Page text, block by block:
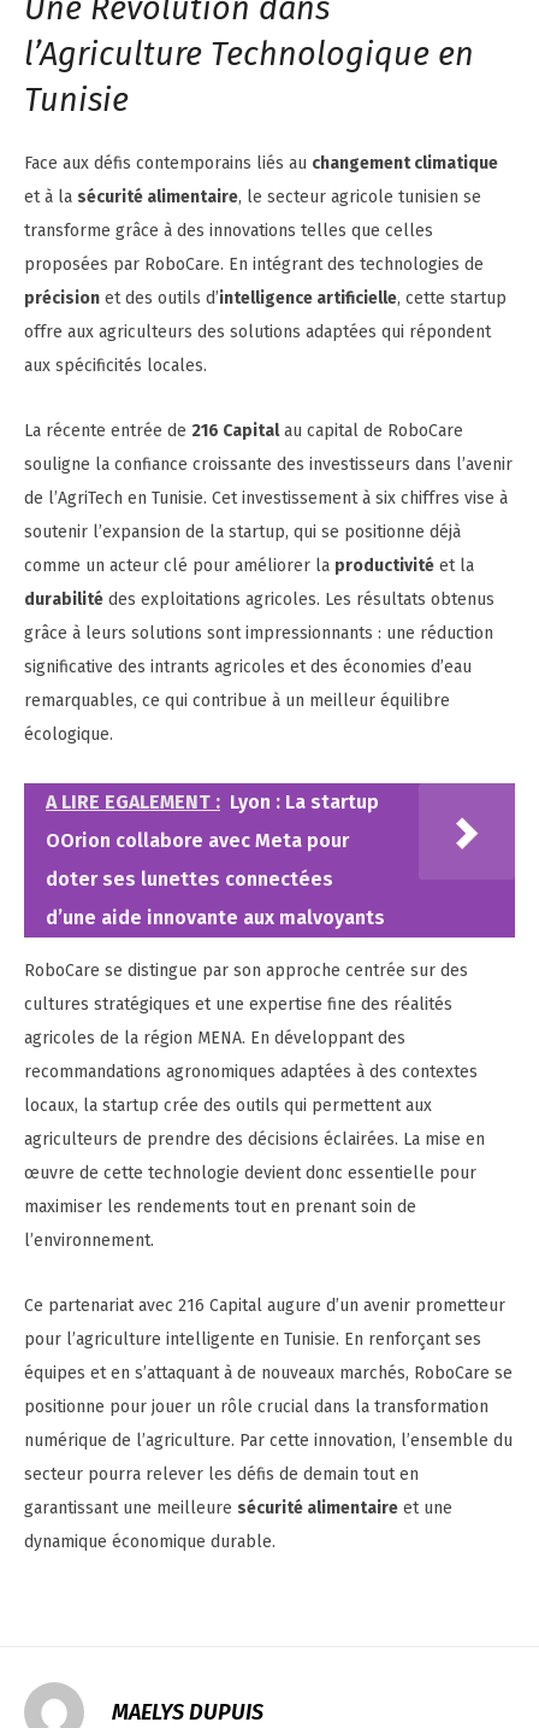
Une Révolution dans
l’Agriculture Technologique en
Tunisie
Face aux défis contemporains liés au changement climatique
et à la sécurité alimentaire, le secteur agricole tunisien se
transforme grâce à des innovations telles que celles
proposées par RoboCare. En intégrant des technologies de
précision et des outils d’intelligence artificielle, cette startup
offre aux agriculteurs des solutions adaptées qui répondent
aux spécificités locales.
La récente entrée de 216 Capitalau capital de RoboCare
souligne la confiance croissante des investisseurs dans l’avenir
de l’AgriTech en Tunisie. Cet investissement à six chiffres vise à
soutenir l’expansion de la startup, qui se positionne déjà
comme un acteur clé pour améliorer la productivité et la
durabilité des exploitations agricoles. Les résultats obtenus
grâce à leurs solutions sont impressionnants : une réduction
significative des intrants agricoles et des économies d’eau
remarquables, ce qui contribue à un meilleur équilibre
écologique.
A LIRE EGALEMENT : Lyon : La startup
OOrion collabore avec Meta pour
doter ses lunettes connectées
d’une aide innovante aux malvoyants
RoboCare se distingue par son approche centrée sur des
cultures stratégiques et une expertise fine des réalités
agricoles de la région MENA. En développant des
recommandations agronomiques adaptées à des contextes
locaux, la startup crée des outils qui permettent aux
agriculteurs de prendre des décisions éclairées. La mise en
œuvre de cette technologie devient donc essentielle pour
maximiser les rendements tout en prenant soin de
l’environnement.
Ce partenariat avec 216 Capital augure d’un avenir prometteur
pour l’agriculture intelligente en Tunisie. En renforçant ses
équipes et en s’attaquant à de nouveaux marchés, RoboCare se
positionne pour jouer un rôle crucial dans la transformation
numérique de l’agriculture. Par cette innovation, l’ensemble du
secteur pourra relever les défis de demain tout en
garantissant une meilleure sécurité alimentaire et une
dynamique économique durable.
MAELYS DUPUIS